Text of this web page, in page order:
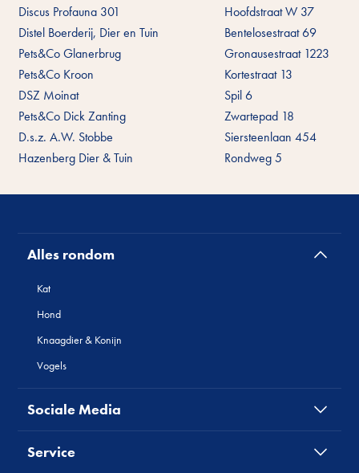
Discus Profauna 301
Hoofdstraat W 37
Distel Boerderij, Dier en Tuin
Bentelosestraat 69
Pets&Co Glanerbrug
Gronausestraat 1223
Pets&Co Kroon
Kortestraat 13
DSZ Moinat
Spil 6
Pets&Co Dick Zanting
Zwartepad 18
D.s.z. A.W. Stobbe
Siersteenlaan 454
Hazenberg Dier & Tuin
Rondweg 5
Alles rondom
Kat
Hond
Knaagdier & Konijn
Vogels
Sociale Media
Service